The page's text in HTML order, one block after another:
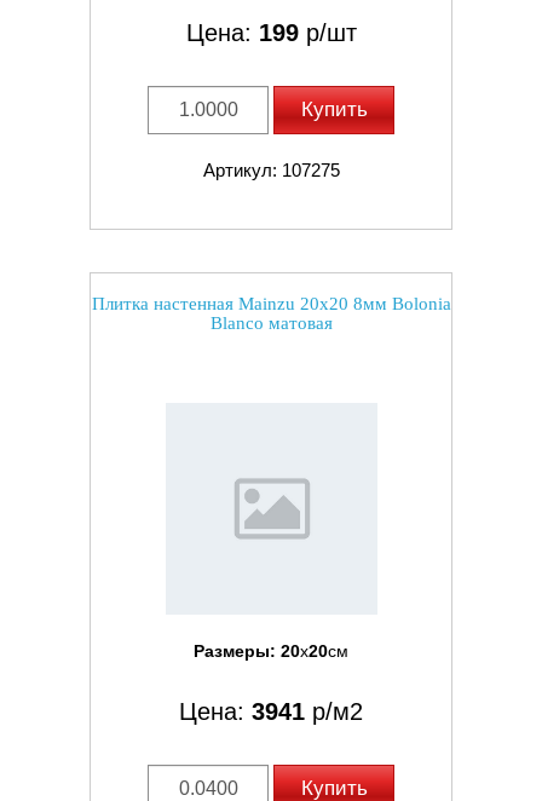
Цена: 199р/шт
Купить
Артикул: 107275
Плитка настенная Mainzu 20x20 8мм Bolonia
Blanco матовая
Размеры: 20x20см
Цена: 3941 р/м2
Купить